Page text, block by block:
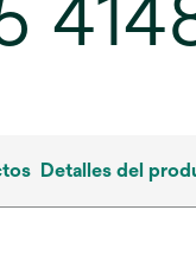
Detalles del